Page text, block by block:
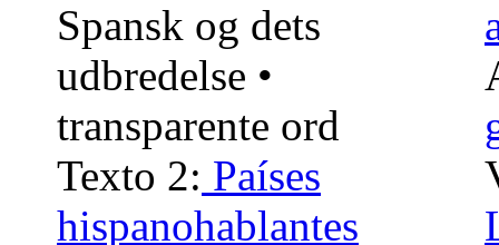
Spansk og dets
udbredelse •
transparente ord
Texto 2: Países
hispanohablantes